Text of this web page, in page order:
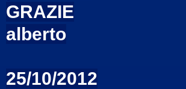
GRAZIE
alberto
25/10/2012